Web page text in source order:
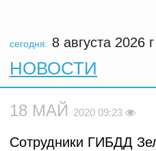
сегодня: 8 августа 2026 г
НОВОСТИ
18 МАЙ 2020 09:23
Сотрудники ГИБДД